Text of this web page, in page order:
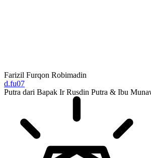
Farizil Furqon Robimadin
d.fu07
Putra dari Bapak Ir Rusdin Putra & Ibu